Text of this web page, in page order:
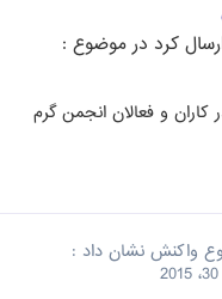
کرد در موضوع :
و فعالان انجمن گرم
واکنش نشان داد :